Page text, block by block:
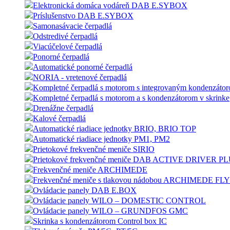
Elektronická domáca vodáreň DAB E.SYBOX
Príslušenstvo DAB E.SYBOX
Samonasávacie čerpadlá
Odstredivé čerpadlá
Viacúčelové čerpadlá
Ponorné čerpadlá
Automatické ponorné čerpadlá
NORIA - vretenové čerpadlá
Kompletné čerpadlá s motorom s integrovaným
Kompletné čerpadlá s motorom a s kondenzátorom v skrinke
Drenážne čerpadlá
Kalové čerpadlá
Automatické riadiace jednotky BRIO, BRIO TOP
Automatické riadiace jednotky PM1, PM2
Prietokové frekvenčné meniče SIRIO
Prietokové frekvenčné meniče DAB ACTIVE DRIVER
Frekvenčné meniče ARCHIMEDE
Frekvenčné meniče s tlakovou nádobou ARCHIMEDE
Ovládacie panely DAB E.BOX
Ovládacie panely WILO – DOMESTIC CONTROL
Ovládacie panely WILO – GRUNDFOS GMC
Skrinka s kondenzátorom Control box IC